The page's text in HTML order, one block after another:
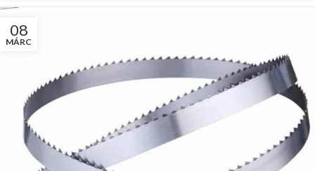
08
MÁRC